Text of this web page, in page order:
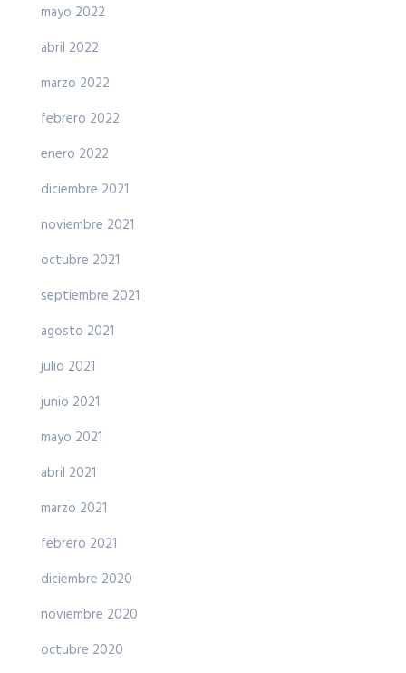
mayo 2022
abril 2022
marzo 2022
febrero 2022
enero 2022
diciembre 2021
noviembre 2021
octubre 2021
septiembre 2021
agosto 2021
julio 2021
junio 2021
mayo 2021
abril 2021
marzo 2021
febrero 2021
diciembre 2020
noviembre 2020
octubre 2020